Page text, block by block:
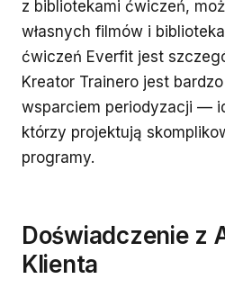
z bibliotekami ćwiczeń,
własnych filmów i
ćwiczeń Everfit jest
Kreator Trainero jest
wsparciem periodyzacji —
którzy projektują
programy.
Doświadczenie z
Klienta